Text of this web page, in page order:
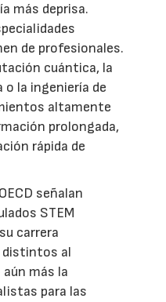
más deprisa.
de profesionales.
cuántica, la
o la ingeniería de
altamente
prolongada,
rápida de
señalan
STEM
carrera
distintos al
más la
para las